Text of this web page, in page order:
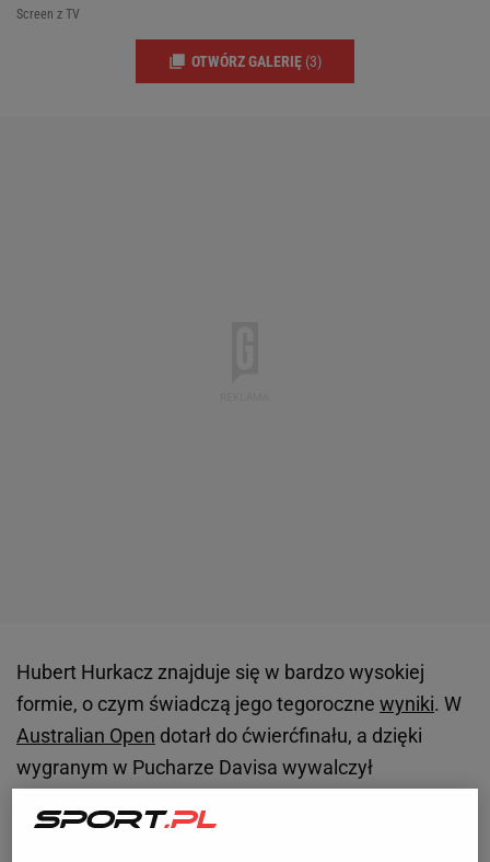
Screen z TV
OTWÓRZ GALERIĘ (3)
Hubert Hurkacz znajduje się w bardzo wysokiej
formie, o czym świadczą jego tegoroczne wyniki. W
Australian Open dotarł do ćwierćfinału, a dzięki
wygranym w Pucharze Davisa wywalczył
odpoczynek i już w tym tygodniu przystąpił do ATP